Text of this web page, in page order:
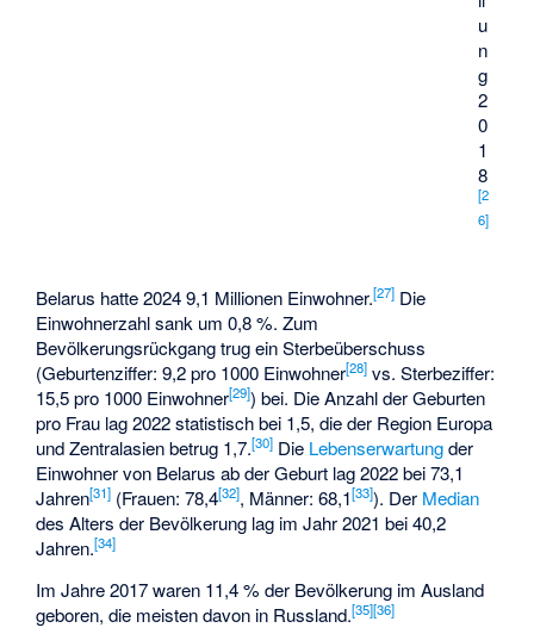
u
n
g
2
0
1
8
[2
6]
Belarus hatte 2024 9,1 Millionen Einwohner.[27] Die
Einwohnerzahl sank um 0,8 %. Zum
Bevölkerungsrückgang trug ein Sterbeüberschuss
(Geburtenziffer: 9,2 pro 1000 Einwohner[28] vs. Sterbeziffer:
15,5 pro 1000 Einwohner[29]) bei. Die Anzahl der Geburten
pro Frau lag 2022 statistisch bei 1,5, die der Region Europa
und Zentralasien betrug 1,7.[30] Die Lebenserwartungder
Einwohner von Belarus ab der Geburt lag 2022 bei 73,1
Jahren[31] (Frauen: 78,4[32], Männer: 68,1[33]). Der Median
des Alters der Bevölkerung lag im Jahr 2021 bei 40,2
Jahren.[34]
Im Jahre 2017 waren 11,4 % der Bevölkerung im Ausland
geboren, die meisten davon in Russland.[35][36]